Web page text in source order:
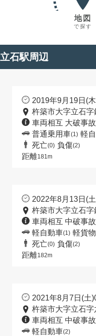
地図
で探す
立石駅周辺
2019年9月19日(
杵築市大字立石
車両相互 大破事故
普通乗用車(1) 軽
死亡(0) 負傷(2)
距離181m
2022年8月13日(
杵築市大字立石
車両相互 中破事故
軽自動車(1) 軽貨
死亡(0) 負傷(2)
距離182m
2021年8月7日(土
杵築市大字立石字
車両相互 中破事故
軽自動車(2)